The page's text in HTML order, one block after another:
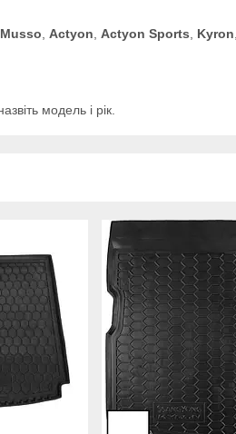
Actyon Actyon Sports Kyron
модель і рік.